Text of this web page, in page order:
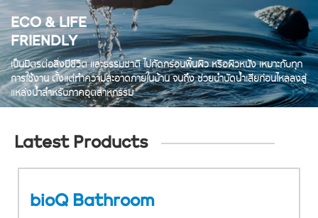
ECO & LIFE
FRIENDLY
เป็นมิตรต่อสิ่งมีชีวิต และธรรมชาติ ไม่กัดกร่อนพื้นผิว หรือผิวหนังเหมาะกับทุก
การใช้งาน ตั้งแต่ทำความสะอาดภายในบ้าน จนถึงช่วยบำบัดน้ำเสียก่อนไหลลงสู่
แหล่งน้ำสำหรับภาคอุตสาหกรรม
Latest Products
bioQ Bathroom